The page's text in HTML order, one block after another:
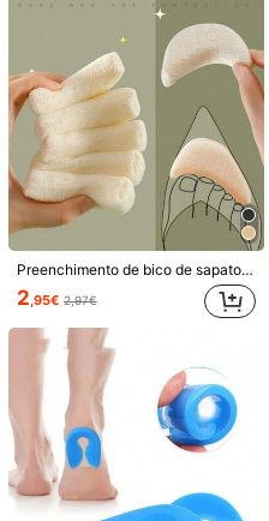
QKC 1 par de adesivos de couro para a parte dianteira do pé para salto alto, adesivos macios que absorvem choque, suor e antiderrapantes para sandálias de verão, almofadas autoadesivas invisíveis antiderrapantes para a parte dianteira do pé para saltos altos femininos, materiais de volta às aulas, botas, acessórios para calçados femininos, para atividades ao ar livre, esportes, viagens, casa, escritório, escola
3 Preenchimento de bico de sapato, ajustadores de tamanho de calçado, palmilhas macias para sapatos de salto alto, aumento de tamanho e conforto para sapatos de salto alto femininos, ideias de presentes de inverno.
2,95€ 2,97€